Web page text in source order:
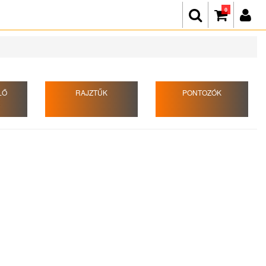
0
RAJZTŰK PONTOZÓK